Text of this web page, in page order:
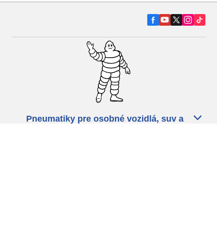
Pneumatiky pre osobné vozidlá, suv a